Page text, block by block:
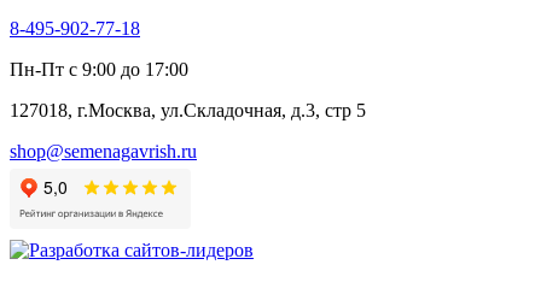
8-495-902-77-18
Пн-Пт с 9:00 до 17:00
127018, г.Москва, ул.Складочная, д.3, стр 5
shop@semenagavrish.ru